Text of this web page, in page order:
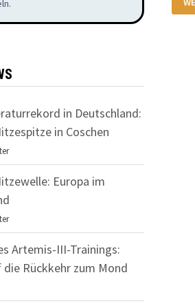
in Deutschland:
in Coschen
Europa im
Artemis-III-Trainings:
Rückkehr zum Mond